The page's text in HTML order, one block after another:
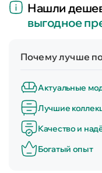
Нашли
выгодное
Почему лучше
Актуальные
Лучшие
Качество и
Богатый опыт